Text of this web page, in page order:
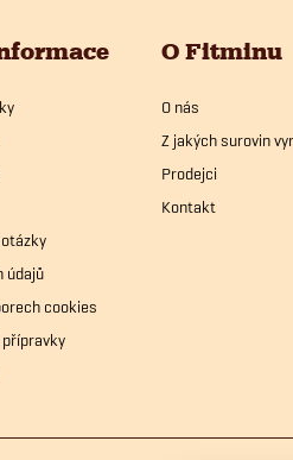
údajů
cookies
O Fitminu
O nás
Z jakých surovin
Prodejci
Kontakt